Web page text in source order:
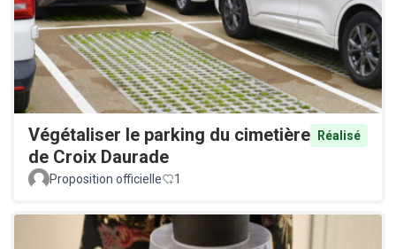
Végétaliser le parking du cimetière
de Croix Daurade
Réalisé
Proposition officielle 1